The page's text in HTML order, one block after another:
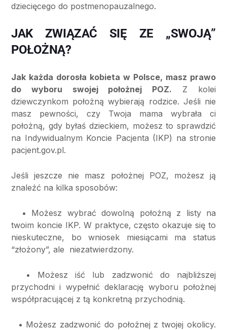
dziecięcego do postmenopauzalnego.
JAK ZWIĄZAĆ SIĘ ZE „SWOJĄ”
POŁOŻNĄ?
Jak każda dorosła kobieta w Polsce, masz prawo
do wyboru swojej położnej POZ. Z kolei
dziewczynkom położną wybierają rodzice. Jeśli nie
masz pewności, czy Twoja mama wybrała ci
położną, gdy byłaś dzieckiem, możesz to sprawdzić
na Indywidualnym Koncie Pacjenta (IKP) na stronie
pacjent.gov.pl.
Jeśli jeszcze nie masz położnej POZ, możesz ją
znaleźć na kilka sposobów:
• Możesz wybrać dowolną położną z listy na
twoim koncie IKP. W praktyce, często okazuje się to
nieskuteczne, bo wniosek miesiącami ma status
“złożony”, ale niezatwierdzony.
• Możesz iść lub zadzwonić do najbliższej
przychodni i wypełnić deklarację wyboru położnej
współpracującej z tą konkretną przychodnią.
• Możesz zadzwonić do położnej z twojej okolicy.